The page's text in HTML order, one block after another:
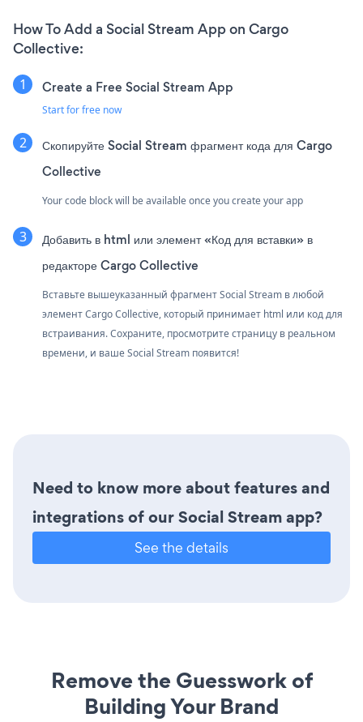
How To Add a Social Stream App on Cargo
Collective:
Create a Free Social Stream App
Start for free now
Скопируйте Social Stream фрагмент кода для Cargo
Collective
Your code block will be available once you create your app
Добавить в html или элемент «Код для вставки» в
редакторе Cargo Collective
Вставьте вышеуказанный фрагмент Social Stream в любой
элемент Cargo Collective, который принимает html или код для
встраивания. Сохраните, просмотрите страницу в реальном
времени, и ваше Social Stream появится!
Need to know more about features and
integrations of our Social Stream app?
See the details
Remove the Guesswork of
Building Your Brand